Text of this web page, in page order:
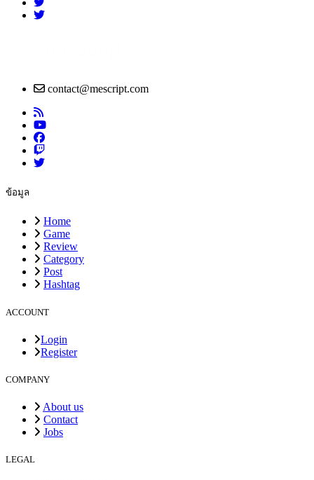
contact@mescript.com
ข้อมูล
Home
Game
Review
Category
Post
Hashtag
ACCOUNT
Login
Register
COMPANY
About us
Contact
Jobs
LEGAL